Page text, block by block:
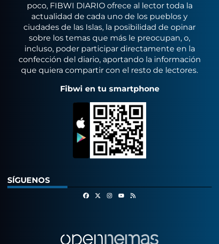
poco, FIBWI DIARIO ofrece al lector toda la
actualidad de cada uno de los pueblos y
ciudades de las Islas, la posibilidad de opinar
sobre los temas que más le preocupan, o,
incluso, poder participar directamente en la
confección del diario, aportando la información
que quiera compartir con el resto de lectores.
Fibwi en tu smartphone
SÍGUENOS
FacebookInstagram